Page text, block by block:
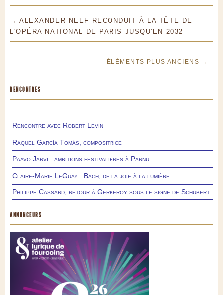
→ ALEXANDER NEEF RECONDUIT À LA TÊTE DE
L'OPÉRA NATIONAL DE PARIS JUSQU'EN 2032
ÉLÉMENTS PLUS ANCIENS →
RENCONTRES
Rencontre avec Robert Levin
Raquel García Tomás, compositrice
Paavo Järvi : ambitions festivalières à Pärnu
Claire-Marie LeGuay : Bach, de la joie à la lumière
Philippe Cassard, retour à Gerberoy sous le signe de Schubert
ANNONCEURS